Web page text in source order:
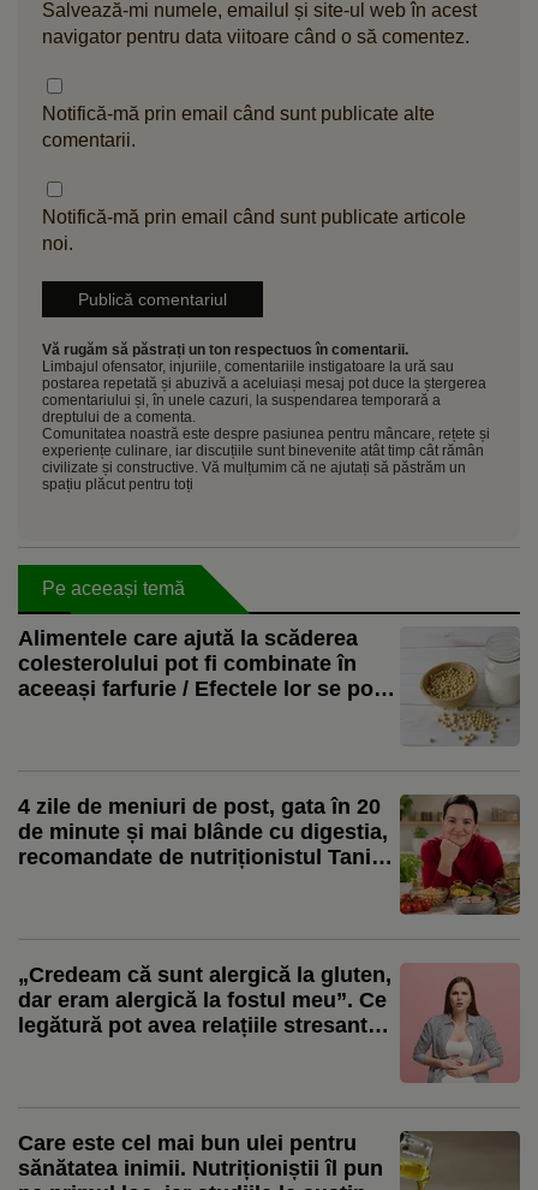
Salvează-mi numele, emailul și site-ul web în acest
navigator pentru data viitoare când o să comentez.
Notifică-mă prin email când sunt publicate alte
comentarii.
Notifică-mă prin email când sunt publicate articole
noi.
Vă rugăm să păstrați un ton respectuos în comentarii.
Limbajul ofensator, injuriile, comentariile instigatoare la ură sau
postarea repetată și abuzivă a aceluiași mesaj pot duce la ștergerea
comentariului și, în unele cazuri, la suspendarea temporară a
dreptului de a comenta.
Comunitatea noastră este despre pasiunea pentru mâncare, rețete și
experiențe culinare, iar discuțiile sunt binevenite atât timp cât rămân
civilizate și constructive. Vă mulțumim că ne ajutați să păstrăm un
spațiu plăcut pentru toți
Pe aceeași temă
Alimentele care ajută la scăderea
colesterolului pot fi combinate în
aceeași farfurie / Efectele lor se pot
4 zile de meniuri de post, gata în 20
de minute și mai blânde cu digestia,
recomandate de nutriționistul Tania
„Credeam că sunt alergică la gluten,
dar eram alergică la fostul meu”. Ce
legătură pot avea relațiile stresante
Care este cel mai bun ulei pentru
sănătatea inimii. Nutriționiștii îl pun